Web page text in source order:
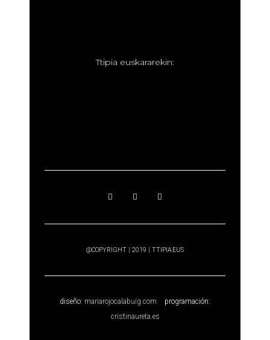
Ttipia euskararekin:
@COPYRIGHT | 2019 | TTIPIA.EUS
diseño: mariarojocalabuig.com
programación:
cristinaureta.es